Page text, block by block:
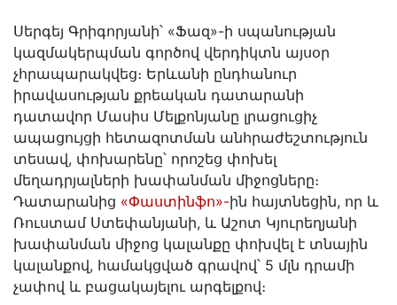
Սերգեյ Գրիգորյանի՝ «Ֆազ»-ի սպանության
կազմակերպման գործով վերդիկտն այսօր
չհրապարակվեց։ Երևանի ընդհանուր
իրավասության քրեական դատարանի
դատավոր Մասիս Մելքոնյանը լրացուցիչ
ապացույցի հետազոտման անհրաժեշտություն
տեսավ, փոխարենը՝ որոշեց փոխել
մեղադրյալների խափանման միջոցները։
Դատարանից «Փաստինֆո»-ին հայտնեցին, որ և
Ռուստամ Ստեփանյանի, և Աշոտ Կյուրեղյանի
խափանման միջոց կալանքը փոխվել է տնային
կալանքով, համակցված գրավով՝ 5 մլն դրամի
չափով և բացակայելու արգելքով։